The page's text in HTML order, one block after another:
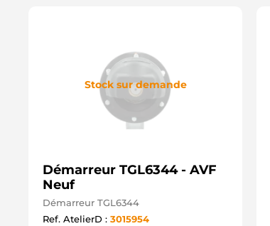
Stock sur demande
Démarreur TGL6344 - AVF
Neuf
Démarreur TGL6344
Ref. AtelierD : 3015954